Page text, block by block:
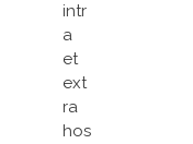
intr
a
et
ext
ra
hos